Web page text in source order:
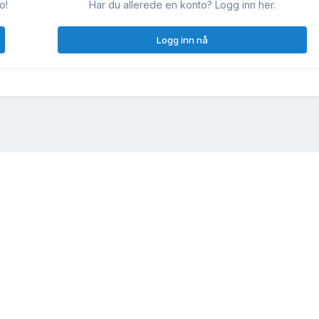
Har du allerede en konto? Logg inn her.
Logg inn nå